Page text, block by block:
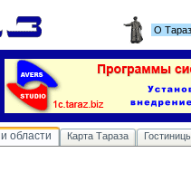
О
области Карта Тараза